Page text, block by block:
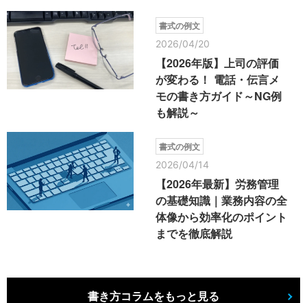
書式の例文
2026/04/20
【2026年版】上司の評価
が変わる！ 電話・伝言メ
モの書き方ガイド～NG例
も解説～
書式の例文
2026/04/14
【2026年最新】労務管理
の基礎知識｜業務内容の全
体像から効率化のポイント
までを徹底解説
書き方コラムをもっと見る